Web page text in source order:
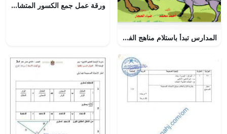
المدارس تبدأ باستلام مناهج الفصل الأول والبدء بتوفير المناهج الكترونياً للطلبة والمعلمين (لغة عربية) KG1
ورقة عمل جمع الكسور المتشابهة, (رياضيات) الرابع